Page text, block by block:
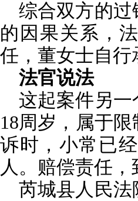
综合双方的
的因果关系，
任，董女士自行
法官说法
这起案件另
18周岁，属于
诉时，小常已
人。赔偿责任
芮城县人民